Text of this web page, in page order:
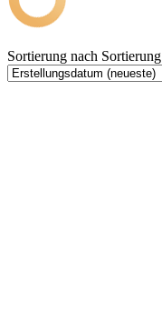
Sortierung nach Sortierung